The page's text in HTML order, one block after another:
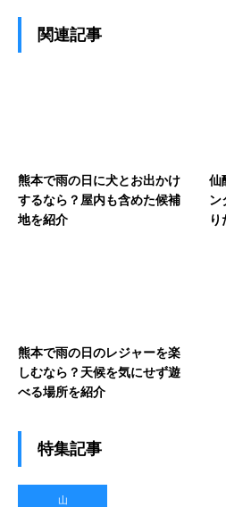
関連記事
熊本で雨の日に犬とお出かけ
するなら？屋内も含めた候補
地を紹介
仙
ン
り
熊本で雨の日のレジャーを楽
しむなら？天候を気にせず遊
べる場所を紹介
特集記事
山